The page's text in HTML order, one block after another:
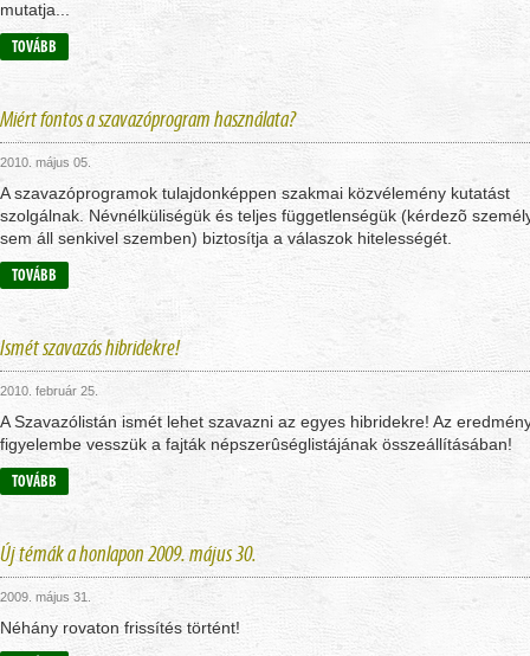
mutatja...
TOVÁBB
Miért fontos a szavazóprogram használata?
2010. május 05.
A szavazóprogramok tulajdonképpen szakmai közvélemény kutatást
szolgálnak. Névnélküliségük és teljes függetlenségük (kérdezõ
sem áll senkivel szemben) biztosítja a válaszok hitelességét.
TOVÁBB
Ismét szavazás hibridekre!
2010. február 25.
A Szavazólistán ismét lehet szavazni az egyes hibridekre! Az
figyelembe vesszük a fajták népszerûséglistájának összeállításában!
TOVÁBB
Új témák a honlapon 2009. május 30.
2009. május 31.
Néhány rovaton frissítés történt!